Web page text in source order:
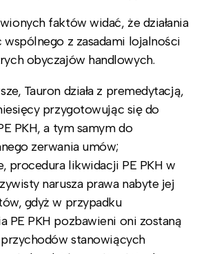
faktów widać, że działania
wspólnego z zasadami lojalności
obyczajów handlowych.
Tauron działa z premedytacją,
przygotowując się do
PKH, a tym samym do
zerwania umów;
procedura likwidacji PE PKH w
narusza prawa nabyte jej
gdyż w przypadku
PE PKH pozbawieni oni zostaną
stanowiących